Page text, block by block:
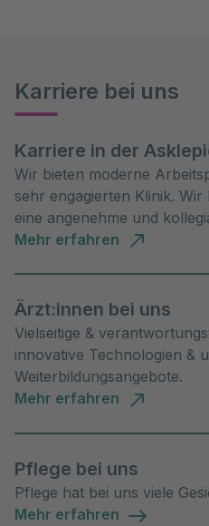
Karriere bei uns
Karriere in der
Wir bieten moderne
sehr engagierten Klinik.
eine angenehme und
Mehr erfahren
Ärzt:innen bei uns
Vielseitige &
innovative Technologien &
Weiterbildungsangebote.
Mehr erfahren
Pflege bei uns
Pflege hat bei uns viele
Mehr erfahren